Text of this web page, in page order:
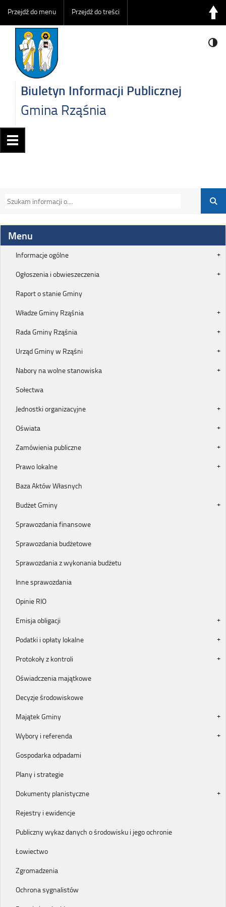
Przejdź do menu Przejdź do treści
Biuletyn Informacji Publicznej
Gmina Rząśnia
Menu
Informacje ogólne
Ogłoszenia i obwieszeczenia
Raport o stanie Gminy
Władze Gminy Rząśnia
Rada Gminy Rząśnia
Urząd Gminy w Rząśni
Nabory na wolne stanowiska
Sołectwa
Jednostki organizacyjne
Oświata
Zamówienia publiczne
Prawo lokalne
Baza Aktów Własnych
Budżet Gminy
Sprawozdania finansowe
Sprawozdania budżetowe
Sprawozdania z wykonania budżetu
Inne sprawozdania
Opinie RIO
Emisja obligacji
Podatki i opłaty lokalne
Protokoły z kontroli
Oświadczenia majątkowe
Decyzje środowiskowe
Majątek Gminy
Wybory i referenda
Gospodarka odpadami
Plany i strategie
Dokumenty planistyczne
Rejestry i ewidencje
Publiczny wykaz danych o środowisku i jego ochronie
Łowiectwo
Zgromadzenia
Ochrona sygnalistów